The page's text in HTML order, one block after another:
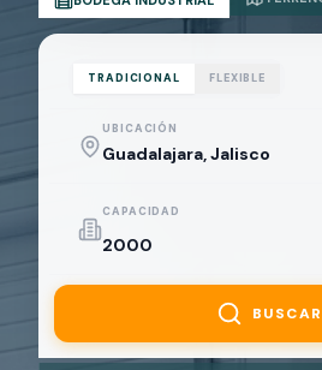
TRADICIONAL FLEXIBLE
UBICACIÓN
CAPACIDAD
BUSCAR